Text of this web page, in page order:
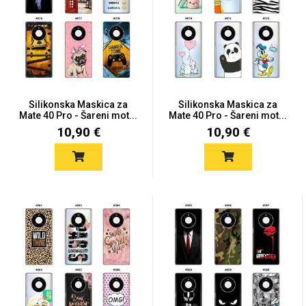
Silikonska Maskica za
Mate 40 Pro - Šareni mot...
10,90 €
Silikonska Maskica za
Mate 40 Pro - Šareni mot...
10,90 €
Mix